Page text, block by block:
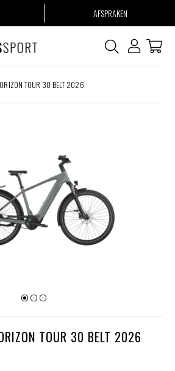
AFSPRAKEN
TOUR 30 BELT 2026
TOUR 30 BELT 2026